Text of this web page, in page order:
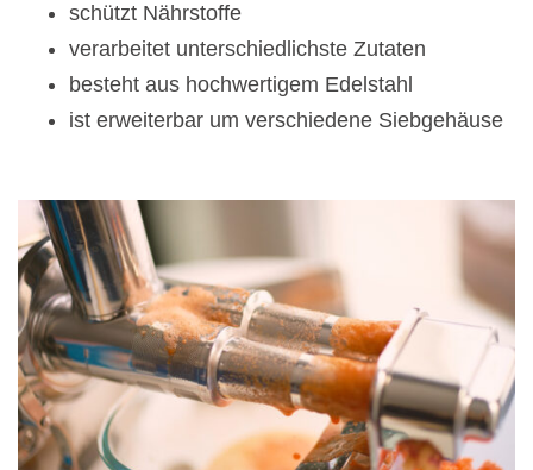
schützt Nährstoffe
verarbeitet unterschiedlichste Zutaten
besteht aus hochwertigem Edelstahl
ist erweiterbar um verschiedene Siebgehäuse